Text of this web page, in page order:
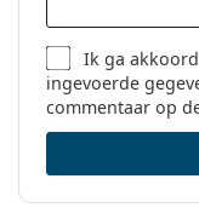
Ik ga
ingevoerde
commentaar op